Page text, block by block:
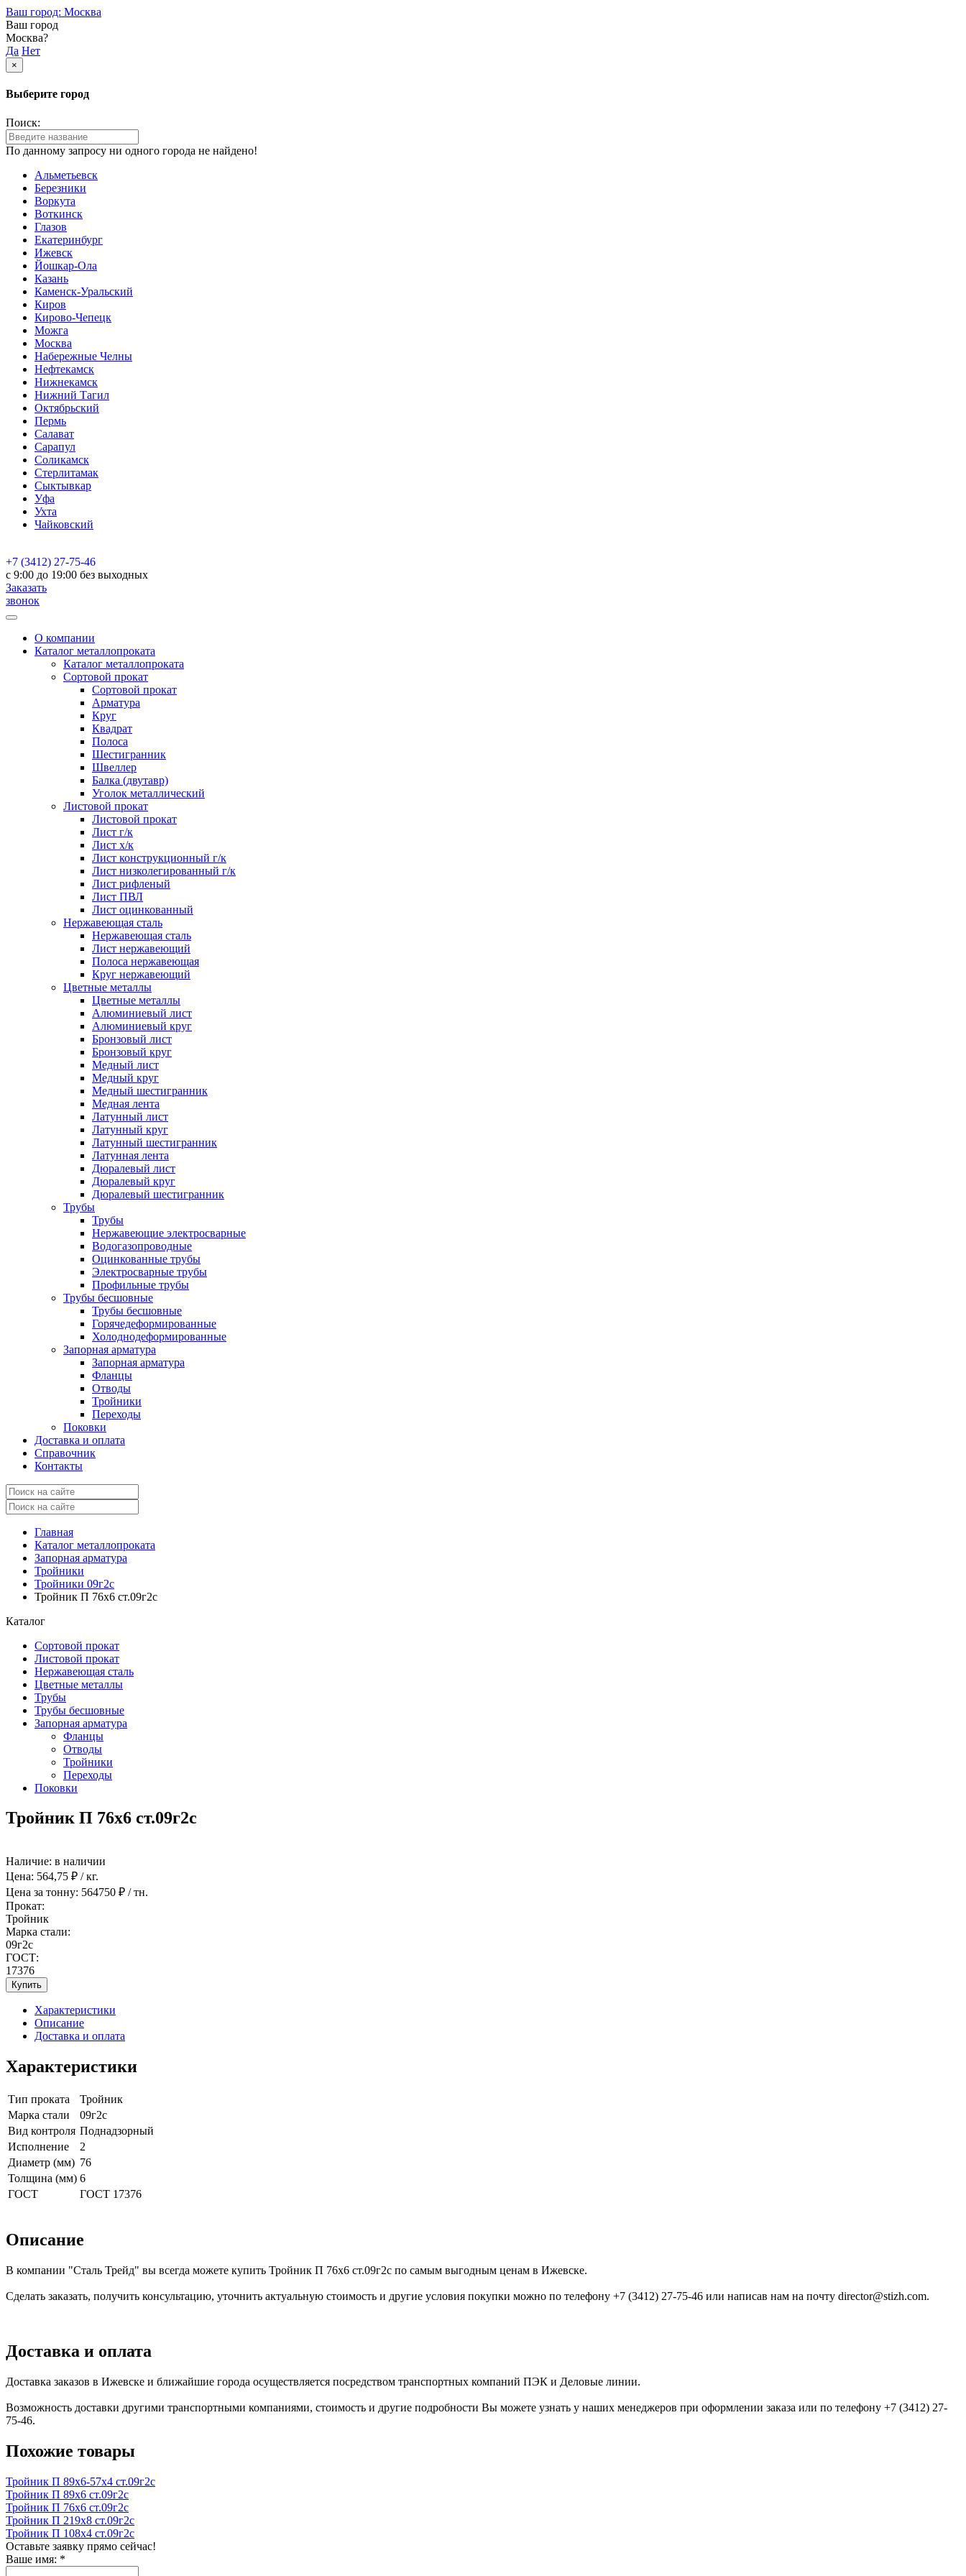
Ваш город: Москва
Ваш город
Москва?
Да Нет
×
Выберите город
Поиск:
По данному запросу ни одного города не найдено!
Альметьевск
Березники
Воркута
Воткинск
Глазов
Екатеринбург
Ижевск
Йошкар-Ола
Казань
Каменск-Уральский
Киров
Кирово-Чепецк
Можга
Москва
Набережные Челны
Нефтекамск
Нижнекамск
Нижний Тагил
Октябрьский
Пермь
Салават
Сарапул
Соликамск
Стерлитамак
Сыктывкар
Уфа
Ухта
Чайковский
+7 (3412) 27-75-46
c 9:00 до 19:00 без выходных
Заказать
звонок
О компании
Каталог металлопроката
Каталог металлопроката
Сортовой прокат
Сортовой прокат
Арматура
Круг
Квадрат
Полоса
Шестигранник
Швеллер
Балка (двутавр)
Уголок металлический
Листовой прокат
Листовой прокат
Лист г/к
Лист х/к
Лист конструкционный г/к
Лист низколегированный г/к
Лист рифленый
Лист ПВЛ
Лист оцинкованный
Нержавеющая сталь
Нержавеющая сталь
Лист нержавеющий
Полоса нержавеющая
Круг нержавеющий
Цветные металлы
Цветные металлы
Алюминиевый лист
Алюминиевый круг
Бронзовый лист
Бронзовый круг
Медный лист
Медный круг
Медный шестигранник
Медная лента
Латунный лист
Латунный круг
Латунный шестигранник
Латунная лента
Дюралевый лист
Дюралевый круг
Дюралевый шестигранник
Трубы
Трубы
Нержавеющие электросварные
Водогазопроводные
Оцинкованные трубы
Электросварные трубы
Профильные трубы
Трубы бесшовные
Трубы бесшовные
Горячедеформированные
Холоднодеформированные
Запорная арматура
Запорная арматура
Фланцы
Отводы
Тройники
Переходы
Поковки
Доставка и оплата
Справочник
Контакты
Главная
Каталог металлопроката
Запорная арматура
Тройники
Тройники 09г2с
Тройник П 76х6 ст.09г2с
Каталог
Сортовой прокат
Листовой прокат
Нержавеющая сталь
Цветные металлы
Трубы
Трубы бесшовные
Запорная арматура
Фланцы
Отводы
Тройники
Переходы
Поковки
Тройник П 76х6 ст.09г2с
Наличие: в наличии
Цена: 564,75 ₽ / кг.
Цена за тонну: 564750 ₽ / тн.
Прокат:
Тройник
Марка стали:
09г2с
ГОСТ:
17376
Купить
Характеристики
Описание
Доставка и оплата
Характеристики
Тип проката
Тройник
Марка стали
09г2с
Вид контроля Поднадзорный
Исполнение
2
Диаметр (мм) 76
Толщина (мм) 6
ГОСТ
ГОСТ 17376
Описание
В компании "Сталь Трейд" вы всегда можете купить Тройник П 76х6 ст.09г2с по самым выгодным ценам в Ижевске.
Сделать заказать, получить консультацию, уточнить актуальную стоимость и другие условия покупки можно по телефону +7 (3412) 27-75-46 или написав нам на почту director@stizh.com.
Доставка и оплата
Доставка заказов в Ижевске и ближайшие города осуществляется посредством транспортных компаний ПЭК и Деловые линии.
Возможность доставки другими транспортными компаниями, стоимость и другие подробности Вы можете узнать у наших менеджеров при оформлении заказа или по телефону +7 (3412) 27-
75-46.
Похожие товары
Тройник П 89х6-57х4 ст.09г2с
Тройник П 89х6 ст.09г2с
Тройник П 76х6 ст.09г2с
Тройник П 219х8 ст.09г2с
Тройник П 108х4 ст.09г2с
Оставьте заявку прямо сейчас!
Ваше имя: *